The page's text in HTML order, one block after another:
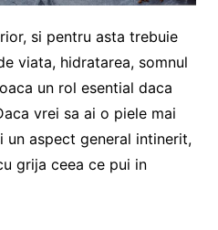
si pentru asta trebuie
viata, hidratarea, somnul
un rol esential daca
vrei sa ai o piele mai
un aspect general intinerit,
grija ceea ce pui in